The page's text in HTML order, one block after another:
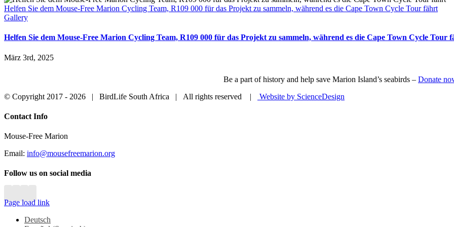
Helfen Sie dem Mouse-Free Marion Cycling Team, R109 000 für das Projekt zu sammeln, während es die Cape Town Cycle Tour fährt
Gallery
Helfen Sie dem Mouse-Free Marion Cycling Team, R109 000 für das Projekt zu sammeln, während es die Cape Town Cycle Tour
März 3rd, 2025
Be a part of history and help save Marion Island’s seabirds – Donate
© Copyright 2017 - 2026 | BirdLife South Africa | All rights reserved | Website by ScienceDesign
Close
Bar
Contact Info
Mouse-Free Marion
Email: info@mousefreemarion.org
Follow us on social media
Page load link
Deutsch